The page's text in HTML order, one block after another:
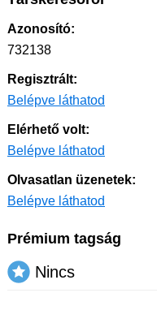
Azonosító:
732138
Regisztrált:
Belépve láthatod
Elérhető volt:
Belépve láthatod
Olvasatlan üzenetek:
Belépve láthatod
Prémium tagság
Nincs